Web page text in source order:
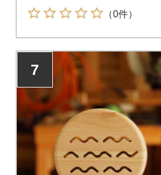
（0件）
7